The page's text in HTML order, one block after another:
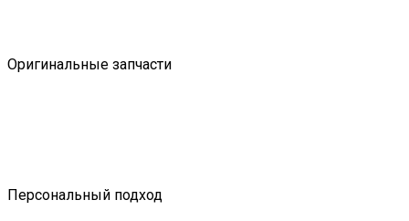
Оригинальные запчасти
Персональный подход